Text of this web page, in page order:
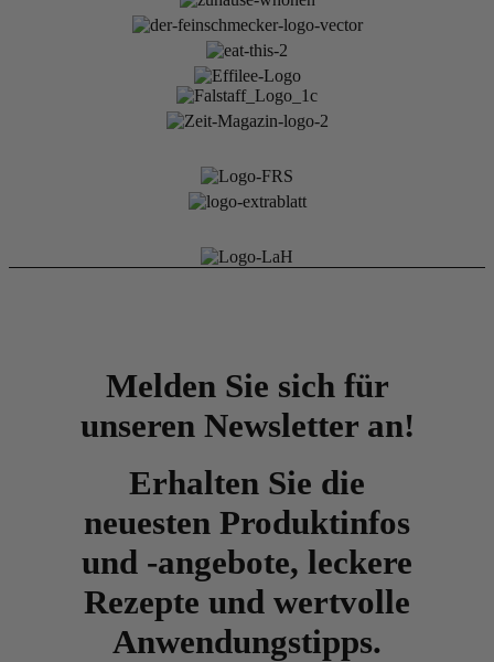
Melden Sie sich für
unseren Newsletter an!
Erhalten Sie die
neuesten Produktinfos
und -angebote, leckere
Rezepte und wertvolle
Anwendungstipps.